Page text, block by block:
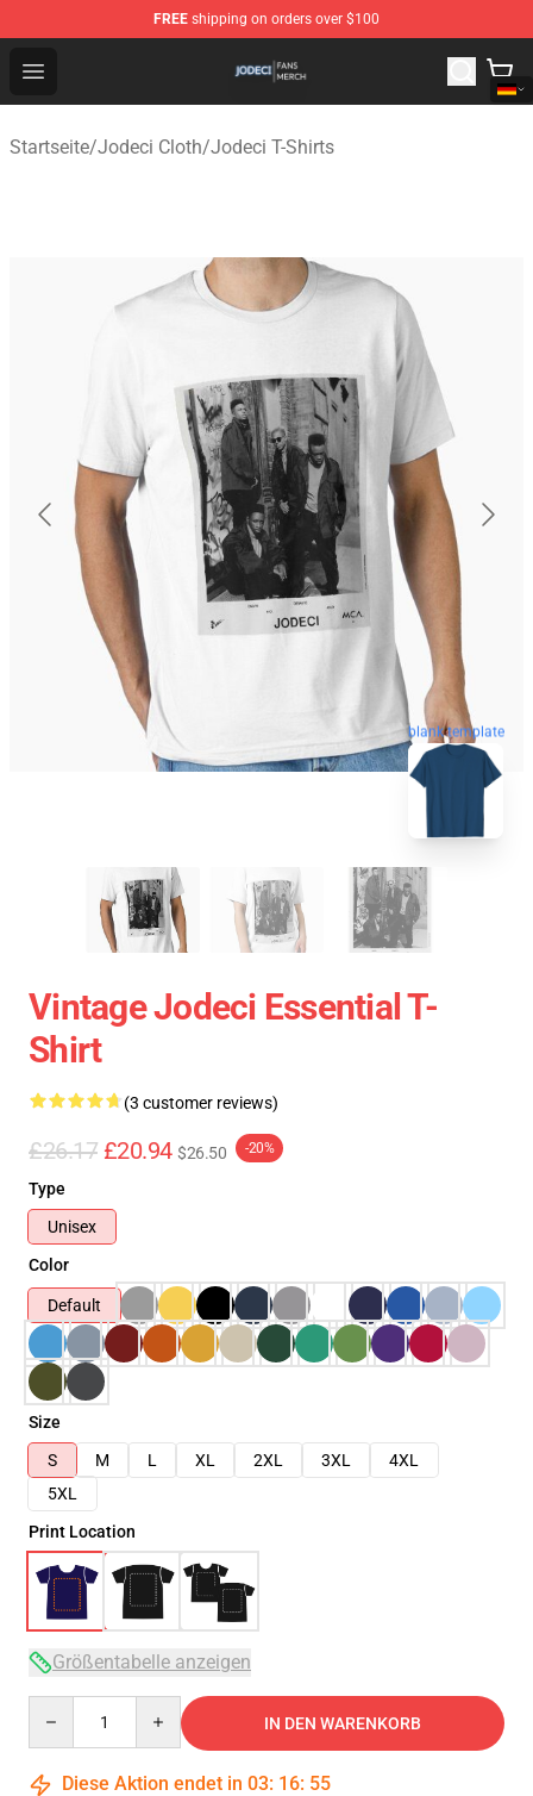
FREE shipping on orders over $100
Open menu
Jodeci Shop - Official Jodeci Merchandise Store
Startseite/Jodeci Cloth/Jodeci T-Shirts
blank template
Vintage Jodeci Essential T-
Shirt
(3 customer reviews)
£26.17 £20.94 $26.50 -20%
Type
Unisex
Color
Default
Size
S
M L XL 2XL 3XL
4XL
5XL
Print Location
Größentabelle anzeigen
IN DEN WARENKORB
Diese Aktion endet in 03: 16: 54